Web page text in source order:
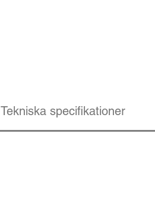
Tekniska specifikationer